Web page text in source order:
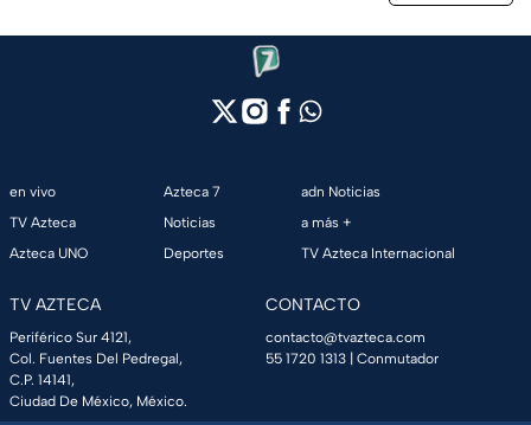
en vivo
TV Azteca
Azteca UNO
Azteca 7
Noticias
Deportes
adn Noticias
a más +
TV Azteca Internacional
TV AZTECA
Periférico Sur 4121,
Col. Fuentes Del Pedregal,
C.P. 14141,
Ciudad De México, México.
CONTACTO
contacto@tvazteca.com
55 1720 1313 | Conmutador